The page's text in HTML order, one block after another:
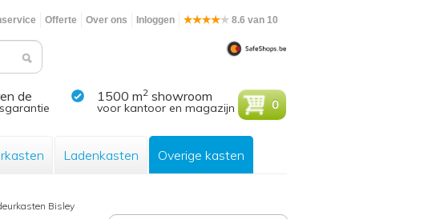
Offerte Over ons Inloggen 8.6 van 10
de 1500 m2 showroom
voor kantoor en magazijn 0
Ladenkasten Overige kasten
Bisley